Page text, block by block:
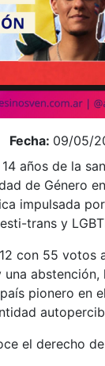
Fecha: 09/05/
años de la
de Género
impulsada
trans y
con 55 votos
pionero en
el derecho